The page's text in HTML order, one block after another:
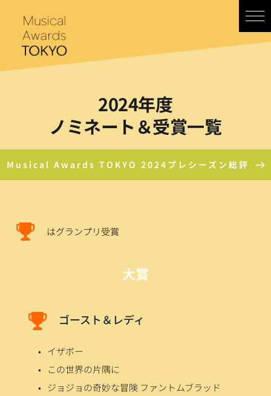
へ
2024年度
ノミネート＆受賞一覧
Musical Awards TOKYO 2024プレシーズン総評
はグランプリ受賞
大賞
ゴースト＆レディ
イザボー
この世界の片隅に
ジョジョの奇妙な冒険 ファントムブラッド